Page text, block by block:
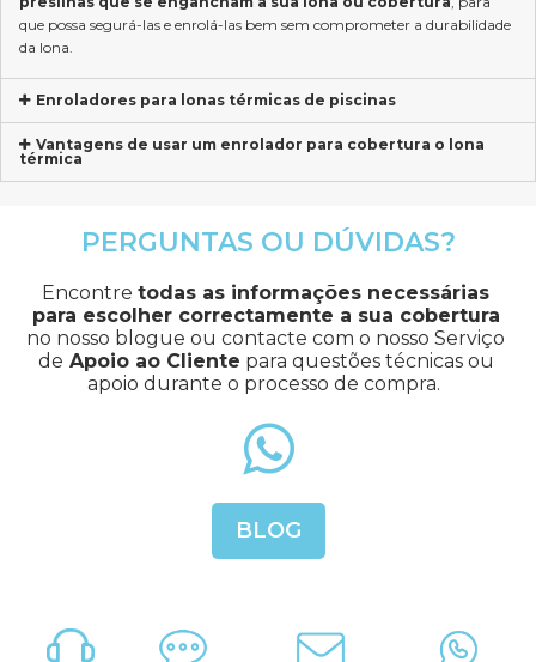
que possa segurá-las e enrolá-las bem sem comprometer a durabilidade
da lona.
Enroladores para lonas térmicas de piscinas
Vantagens de usar um enrolador para cobertura o lona
térmica
PERGUNTAS OU DÚVIDAS?
Encontre todas as informações necessárias
para escolher correctamente a sua cobertura
no nosso blogue ou contacte com o nosso Serviço
de Apoio ao Cliente para questões técnicas ou
apoio durante o processo de compra.
BLOG